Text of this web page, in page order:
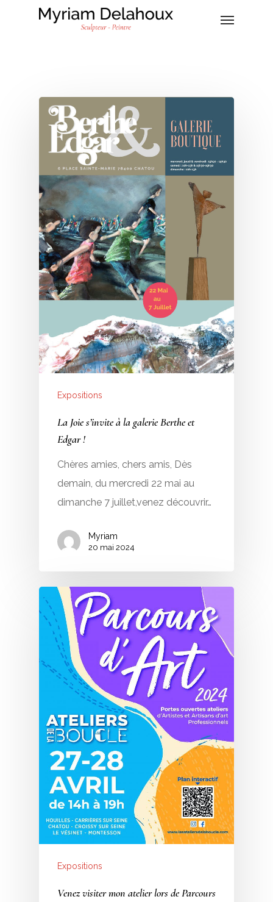
Expositions
La Joie s’invite à la galerie Berthe et
Edgar !
Chères amies, chers amis, Dès
demain, du mercredi 22 mai au
dimanche 7 juillet,venez découvrir…
Myriam
20 mai 2024
Expositions
Venez visiter mon atelier lors de Parcours